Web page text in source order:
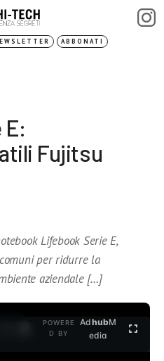
ABBONATI
Fujitsu
Lifebook Serie E,
per ridurre la
aziendale […]
POWERE
D BY
AdhubM
edia